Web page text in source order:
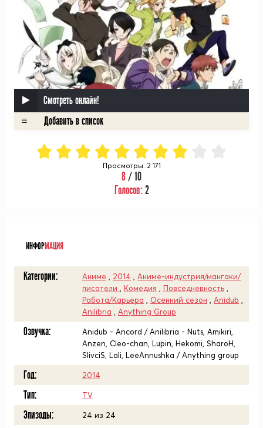
Смотреть онлайн!
Просмотры: 2 171
8/ 10
Голосов: 2
ИНФОРМАЦИЯ
Категории: Аниме 2014
Аниме-индустрия/мангаки/
писатели
Комедия Повседневность
Работа/Карьера
Осенний сезон Anidub
Anilibria
Anything Group
Озвучка:
Anidub - Ancord / Anilibria - Nuts, Amikiri,
Anzen, Cleo-chan, Lupin, Hekomi, SharoH,
SlivciS, Lali, LeeAnnushka / Anything group
Год: 2014
Тип: TV
Эпизоды: 24 из 24